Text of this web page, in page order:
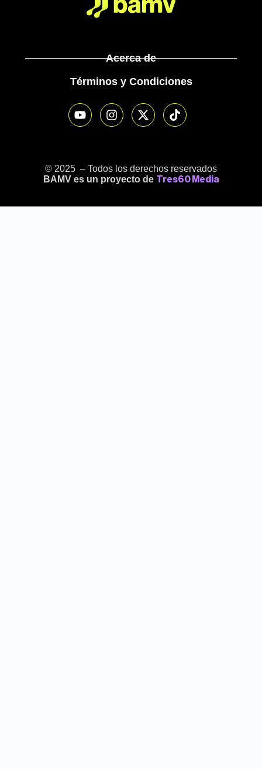
Acerca de
Términos y Condiciones
© 2025 – Todos los derechos reservados
BAMV es un proyecto de Tres60 Media